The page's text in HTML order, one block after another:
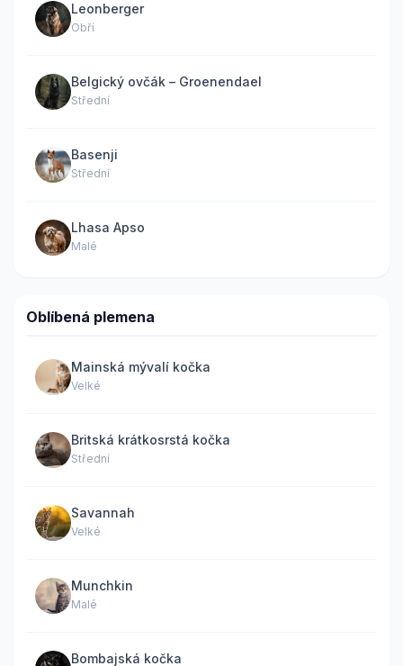
Leonberger
Obří
Belgický ovčák – Groenendael
Střední
Basenji
Střední
Lhasa Apso
Malé
Oblíbená plemena
Mainská mývalí kočka
Velké
Britská krátkosrstá kočka
Střední
Savannah
Velké
Munchkin
Malé
Bombajská kočka